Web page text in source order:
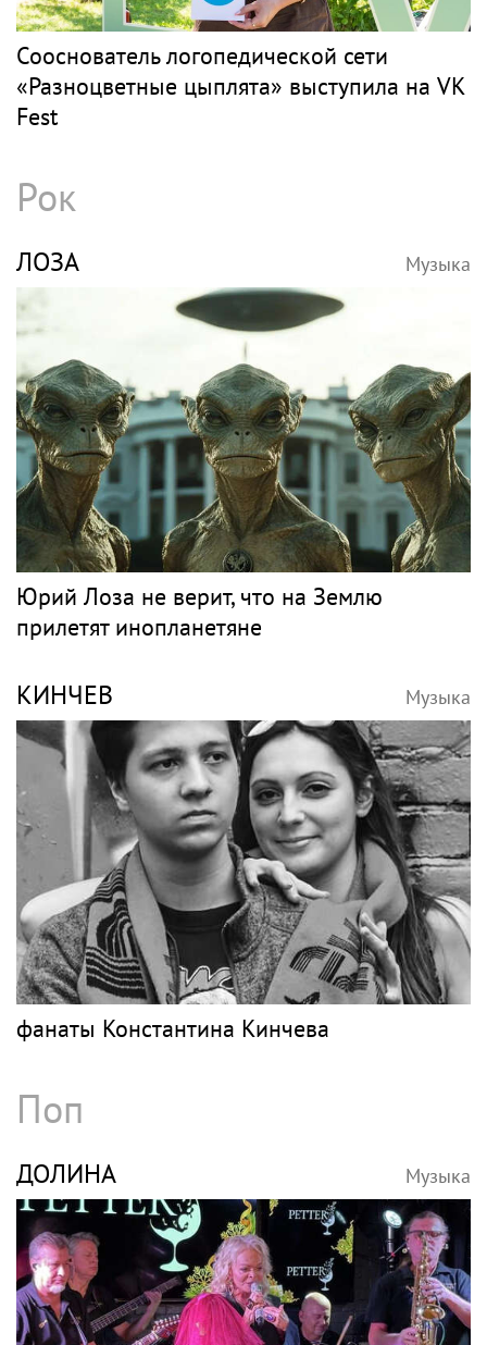
Танец с подарками
VK FEST Музыка
Сооснователь логопедической сети
«Разноцветные цыплята» выступила на VK
Fest
Рок
ЛОЗА Музыка
Юрий Лоза не верит, что на Землю
прилетят инопланетяне